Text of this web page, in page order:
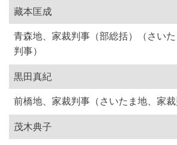
藏本匡成
青森地、家裁判事（部総括）（さい
判事）
黒田真紀
前橋地、家裁判事（さいたま地、家裁
茂木典子